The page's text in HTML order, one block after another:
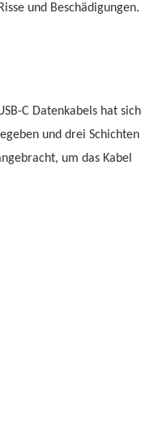
und Beschädigungen.
C Datenkabels hat sich
und drei Schichten
um das Kabel